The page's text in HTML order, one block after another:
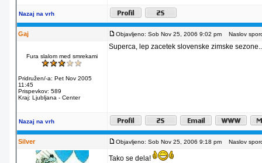
Nazaj na vrh
Gaj Objavljeno: Sob Nov 25, 2006 9:02 pm Naslov
Fura slalom med smrekami
Pridružen/-a: Pet Nov 2005
11:45
Prispevkov: 589
Kraj: Ljubljana - Center
Superca, lep zacetek slovenske zimske sezone..
Nazaj na vrh
Silver Objavljeno: Sob Nov 25, 2006 9:18 pm Naslov
Tako se dela!